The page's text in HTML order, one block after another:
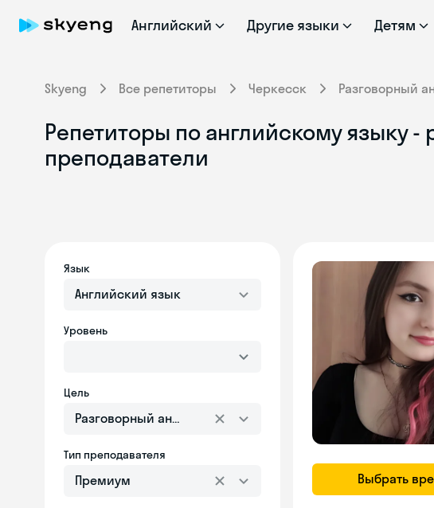
Английский Другие языки Детям
Skyeng Все репетиторы Черкесск Разговорный
Репетиторы по английскому языку
преподаватели
Язык
Английский язык
Уровень
Цель
Разговорный английский
Тип преподавателя
Премиум Выбрать